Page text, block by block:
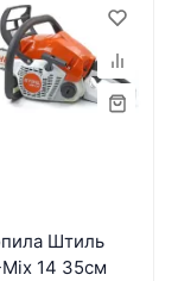
Штиль
14 35см